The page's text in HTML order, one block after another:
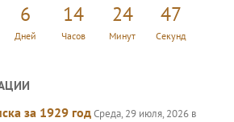
6
Дней
14
Часов
24
Минут
47
Секунд
за 1929 годСреда, 29 июля, 2026 в